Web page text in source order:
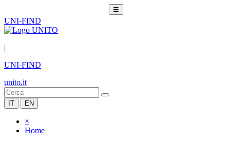
☰
UNI-FIND
|
UNI-FIND
unito.it
IT EN
×
Home